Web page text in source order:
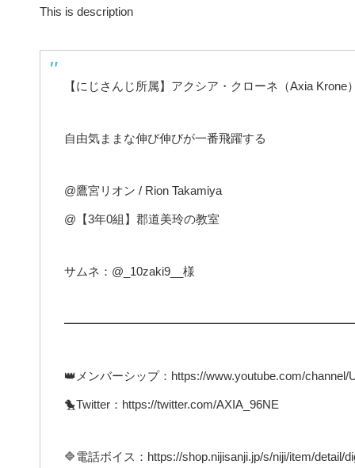
This is description
【にじさんじ所属】アクシア・クローネ（Axia Krone
自由気ままな伸び伸びが一番飛躍する
@鷹宮リオン / Rion Takamiya
@【3年0組】郡道美玲の教室
サムネ：@_10zaki9__様
👑メンバーシップ：https://www.youtube.com/channel/
🐤Twitter：https://twitter.com/AXIA_96NE
🔷電話ボイス：https://shop.nijisanji.jp/s/niji/item/detail/